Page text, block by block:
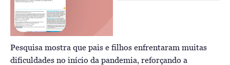
Pesquisa mostra que pais e filhos enfrentaram muitas
dificuldades no início da pandemia, reforçando a